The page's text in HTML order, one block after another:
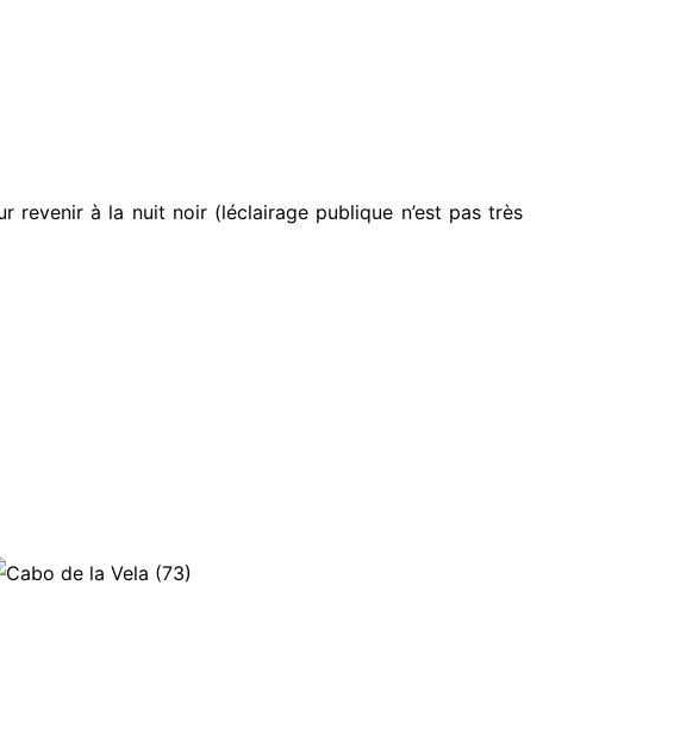
revenir à la nuit noir (léclairage publique n’est pas très